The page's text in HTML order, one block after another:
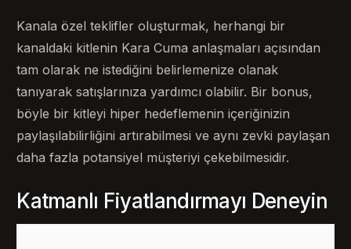
Kanala özel teklifler oluşturmak, herhangi bir
kanaldaki kitlenin Kara Cuma anlaşmaları açısından
tam olarak ne istediğini belirlemenize olanak
tanıyarak satışlarınıza yardımcı olabilir. Bir bonus,
böyle bir kitleyi hiper hedeflemenin içeriğinizin
paylaşılabilirliğini artırabilmesi ve aynı zevki paylaşan
daha fazla potansiyel müşteriyi çekebilmesidir.
Katmanlı Fiyatlandırmayı Deneyin